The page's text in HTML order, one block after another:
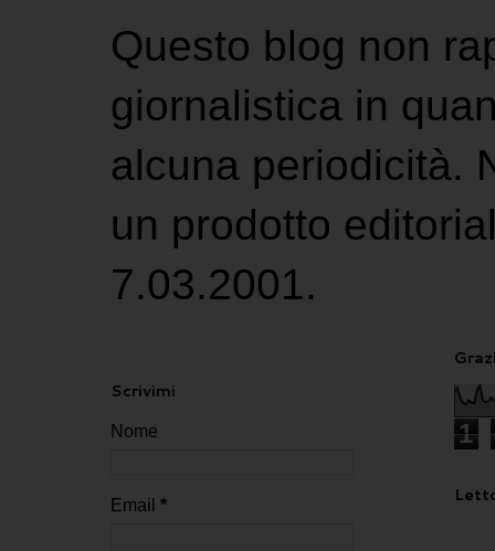
Questo blog non
giornalistica in
alcuna periodicità.
un prodotto
7.03.2001.
Scrivimi
Nome
Email *
1